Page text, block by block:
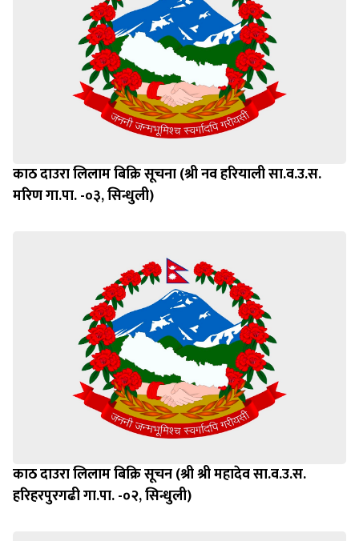
काठ दाउरा लिलाम बिक्रि सूचना (श्री नव हरियाली सा.व.उ.स.
मरिण गा.पा. -०३, सिन्धुली)
काठ दाउरा लिलाम बिक्रि सूचन (श्री श्री महादेव सा.व.उ.स.
हरिहरपुरगढी गा.पा. -०२, सिन्धुली)